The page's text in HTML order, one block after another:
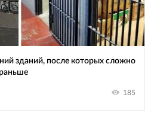
зданий, после которых сложно
185